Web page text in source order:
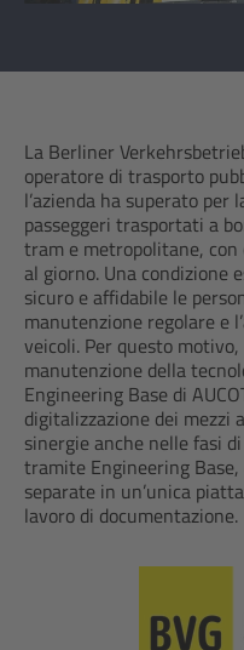
La Berliner
operatore di trasporto
l’azienda ha superato
passeggeri trasportati a
tram e metropolitane,
al giorno. Una condizione
sicuro e affidabile le
manutenzione regolare e
veicoli. Per questo
manutenzione della
Engineering Base di
digitalizzazione dei mezzi
sinergie anche nelle fasi
tramite Engineering
separate in un’unica
lavoro di documentazione.